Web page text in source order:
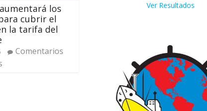
los
cubrir el
la tarifa del
Comentarios
Ver Resultados